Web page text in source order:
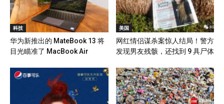
科技
华为新推出的 MateBook 13 将
目光瞄准了 MacBook Air
美国
网红情侣谋杀案惊人结局！警方
发现男友残骸，还找到 9 具尸体